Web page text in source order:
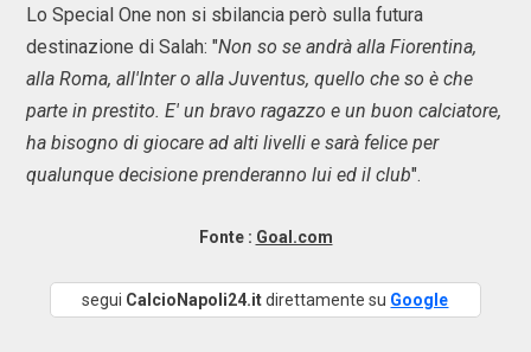
Lo Special One non si sbilancia però sulla futura
destinazione di Salah: "Non so se andrà alla Fiorentina,
alla Roma, all'Inter o alla Juventus, quello che so è che
parte in prestito. E' un bravo ragazzo e un buon calciatore,
ha bisogno di giocare ad alti livelli e sarà felice per
qualunque decisione prenderanno lui ed il club".
Fonte : Goal.com
segui CalcioNapoli24.itdirettamente su Google